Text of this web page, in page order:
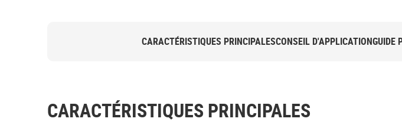
CARACTÉRISTIQUES PRINCIPALESCONSEIL D'APPLICATIONGUIDE
CARACTÉRISTIQUES PRINCIPALES